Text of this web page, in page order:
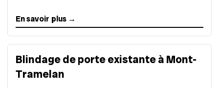
En savoir plus →
Blindage de porte existante à Mont-
Tramelan